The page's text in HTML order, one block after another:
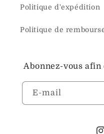
Politique d'expédition
Politique de
Abonnez-vous
E-mail